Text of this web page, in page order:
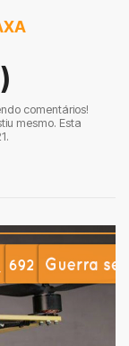
comentários!
mesmo. Esta